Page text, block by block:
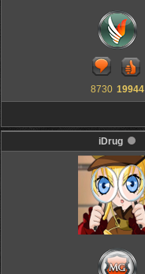
8730 19944
iDrug